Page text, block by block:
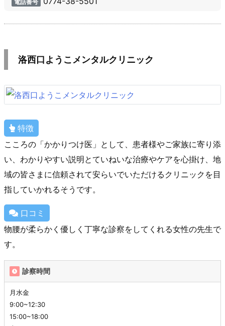
電話番号
洛西口ようこメンタルクリニック
特徴
こころの「かかりつけ医」として、患者様やご家族に寄り添
い、わかりやすい説明とていねいな治療やケアを心掛け、地
域の皆さまに信頼されて安らいでいただけるクリニックを目
指していかれるそうです。
口コミ
物腰が柔らかく優しく丁寧な診察をしてくれる女性の先生で
す。
診察時間
月水金
9:00~12:30
15:00~18:00